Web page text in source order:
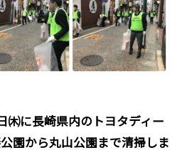
㈭に長崎県内のトヨタディー
園から丸山公園まで清掃しま